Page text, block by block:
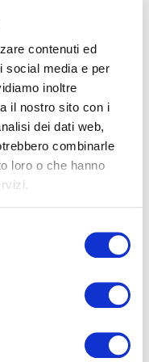
contenuti ed
social media e per
inoltre
il nostro sito con i
dei dati web,
combinarle
loro o che hanno
ad offrire prodotti con
e solidale. La casa
per